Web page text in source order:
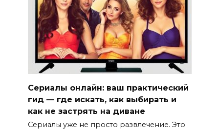
Сериалы онлайн: ваш практический
гид — где искать, как выбирать и
как не застрять на диване
Сериалы уже не просто развлечение. Это